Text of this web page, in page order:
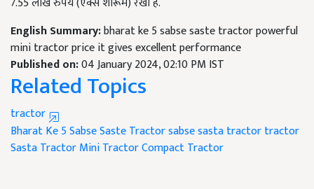
English Summary:bharat ke 5 sabse saste tractor powerful
mini tractor price it gives excellent performance
Published on:04 January 2024, 02:10 PM IST
Related Topics
tractor
Bharat Ke 5 Sabse Saste Tractorsabse sasta tractortractor
Sasta TractorMini TractorCompact Tractor